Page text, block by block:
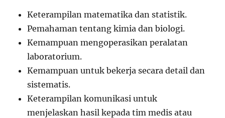
Keterampilan matematika dan statistik.
Pemahaman tentang kimia dan biologi.
Kemampuan mengoperasikan peralatan
laboratorium.
Kemampuan untuk bekerja secara detail dan
sistematis.
Keterampilan komunikasi untuk
menjelaskan hasil kepada tim medis atau